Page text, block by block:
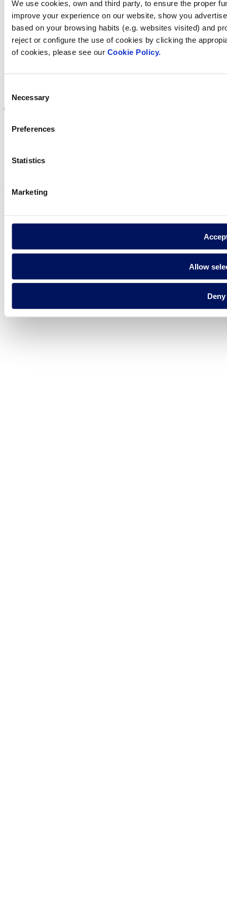
We use cookies, own and third party, to ensure the proper
improve your experience on our website, show you
based on your browsing habits (e.g. websites visited) and
reject or configure the use of cookies by clicking the
of cookies, please see our Cookie Policy.
Selection
Necessary
Preferences
Statistics
Marketing
Allow
Deny
Trobi Fluidra
al seu país
Avís legal
Fluidra S.A. 2025